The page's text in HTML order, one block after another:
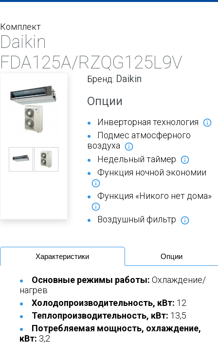
Комплект
Daikin
FDA125A/RZQG125L9V
Бренд: Daikin
Опции
Инверторная технология
Подмес атмосферного
воздуха
Недельный таймер
Функция ночной экономии
Функция «Никого нет дома»
Воздушный фильтр
Характеристики Опции
Основные режимы работы: Охлаждение/
нагрев
Холодопроизводительность, кВт: 12
Теплопроизводительность, кВт: 13,5
Потребляемая мощность, охлаждение,
кВт: 3,2